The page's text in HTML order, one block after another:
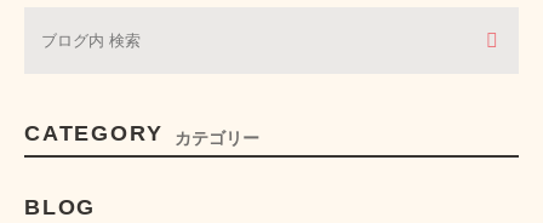
CATEGORY カテゴリー
BLOG